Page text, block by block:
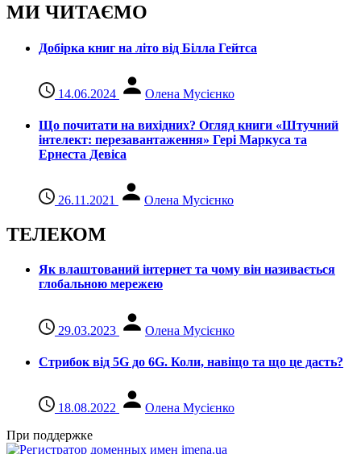
МИ ЧИТАЄМО
Добірка книг на літо від Білла Гейтса
14.06.2024 Олена Мусієнко
Що почитати на вихідних? Огляд книги «Штучний
інтелект: перезавантаження» Гері Маркуса та
Ернеста Девіса
26.11.2021 Олена Мусієнко
ТЕЛЕКОМ
Як влаштований інтернет та чому він називається
глобальною мережею
29.03.2023 Олена Мусієнко
Стрибок від 5G до 6G. Коли, навіщо та що це даcть?
18.08.2022
Олена Мусієнко
При поддержке